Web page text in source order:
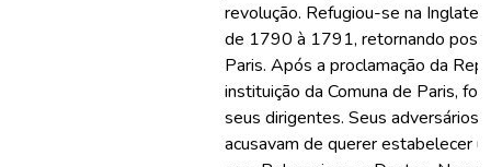
revolução. Refugiou-se na
de 1790 à 1791, retornando
Paris. Após a proclamação da
instituição da Comuna de Paris, foi
seus dirigentes. Seus adversários
acusavam de querer estabelecer